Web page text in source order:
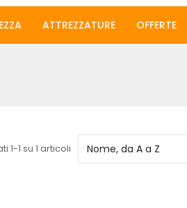
ATTREZZATURE OFFERTE
1-1 su 1 articoli